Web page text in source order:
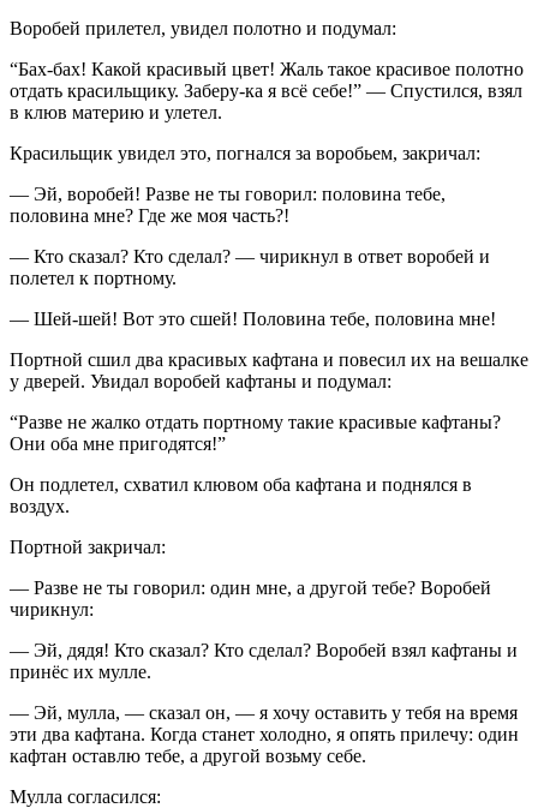
Воробей прилетел, увидел полотно и подумал:
“Бах-бах! Какой красивый цвет! Жаль такое красивое полотно
отдать красильщику. Заберу-ка я всё себе!” — Спустился, взял
в клюв материю и улетел.
Красильщик увидел это, погнался за воробьем, закричал:
— Эй, воробей! Разве не ты говорил: половина тебе,
половина мне? Где же моя часть?!
— Кто сказал? Кто сделал? — чирикнул в ответ воробей и
полетел к портному.
— Шей-шей! Вот это сшей! Половина тебе, половина мне!
Портной сшил два красивых кафтана и повесил их на вешалке
у дверей. Увидал воробей кафтаны и подумал:
“Разве не жалко отдать портному такие красивые кафтаны?
Они оба мне пригодятся!”
Он подлетел, схватил клювом оба кафтана и поднялся в
воздух.
Портной закричал:
— Разве не ты говорил: один мне, а другой тебе? Воробей
чирикнул:
— Эй, дядя! Кто сказал? Кто сделал? Воробей взял кафтаны и
принёс их мулле.
— Эй, мулла, — сказал он, — я хочу оставить у тебя на время
эти два кафтана. Когда станет холодно, я опять прилечу: один
кафтан оставлю тебе, а другой возьму себе.
Мулла согласился: